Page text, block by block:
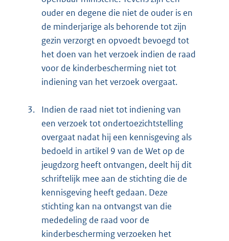
ouder en degene die niet de ouder is en
de minderjarige als behorende tot zijn
gezin verzorgt en opvoedt bevoegd tot
het doen van het verzoek indien de raad
voor de kinderbescherming niet tot
indiening van het verzoek overgaat.
3.
Indien de raad niet tot indiening van
een verzoek tot ondertoezichtstelling
overgaat nadat hij een kennisgeving als
bedoeld in artikel 9 van de Wet op de
jeugdzorg heeft ontvangen, deelt hij dit
schriftelijk mee aan de stichting die de
kennisgeving heeft gedaan. Deze
stichting kan na ontvangst van die
mededeling de raad voor de
kinderbescherming verzoeken het